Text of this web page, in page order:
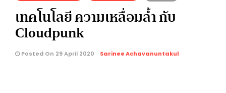
เทคโนโลยี ความเหลื่อมล้ำ กับ
Cloudpunk
Posted On 29 April 2020 Sarinee Achavanuntakul